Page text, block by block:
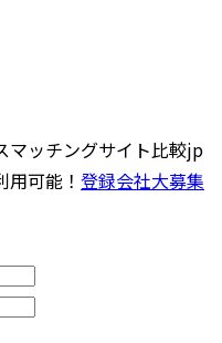
マッチングサイト比較jp
可能！ 登録会社大募集